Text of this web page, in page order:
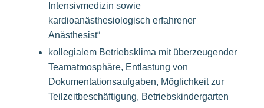
Intensivmedizin sowie
kardioanästhesiologisch erfahrener
Anästhesist“
kollegialem Betriebsklima mit überzeugender
Teamatmosphäre, Entlastung von
Dokumentationsaufgaben, Möglichkeit zur
Teilzeitbeschäftigung, Betriebskindergarten